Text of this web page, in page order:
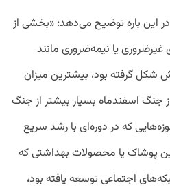
این باره توضیح می‌دهد: «بخشی از
غیرضروری یا نیمه‌ضروری مانند
شکل گرفته بود، بیشترین میزان
جنگ اسفندماه بسیار بیشتر از جنگ
در حوزه‌هایی که در دوره‌ای با رشد سریع
پوشاک یا محصولات بهداشتی که
اجتماعی توسعه یافته بود،